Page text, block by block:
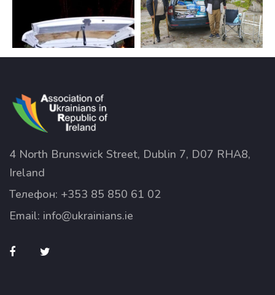
4 North Brunswick Street, Dublin 7, D07 RHA8,
Ireland
Телефон: +353 85 850 61 02
Email: info@ukrainians.ie